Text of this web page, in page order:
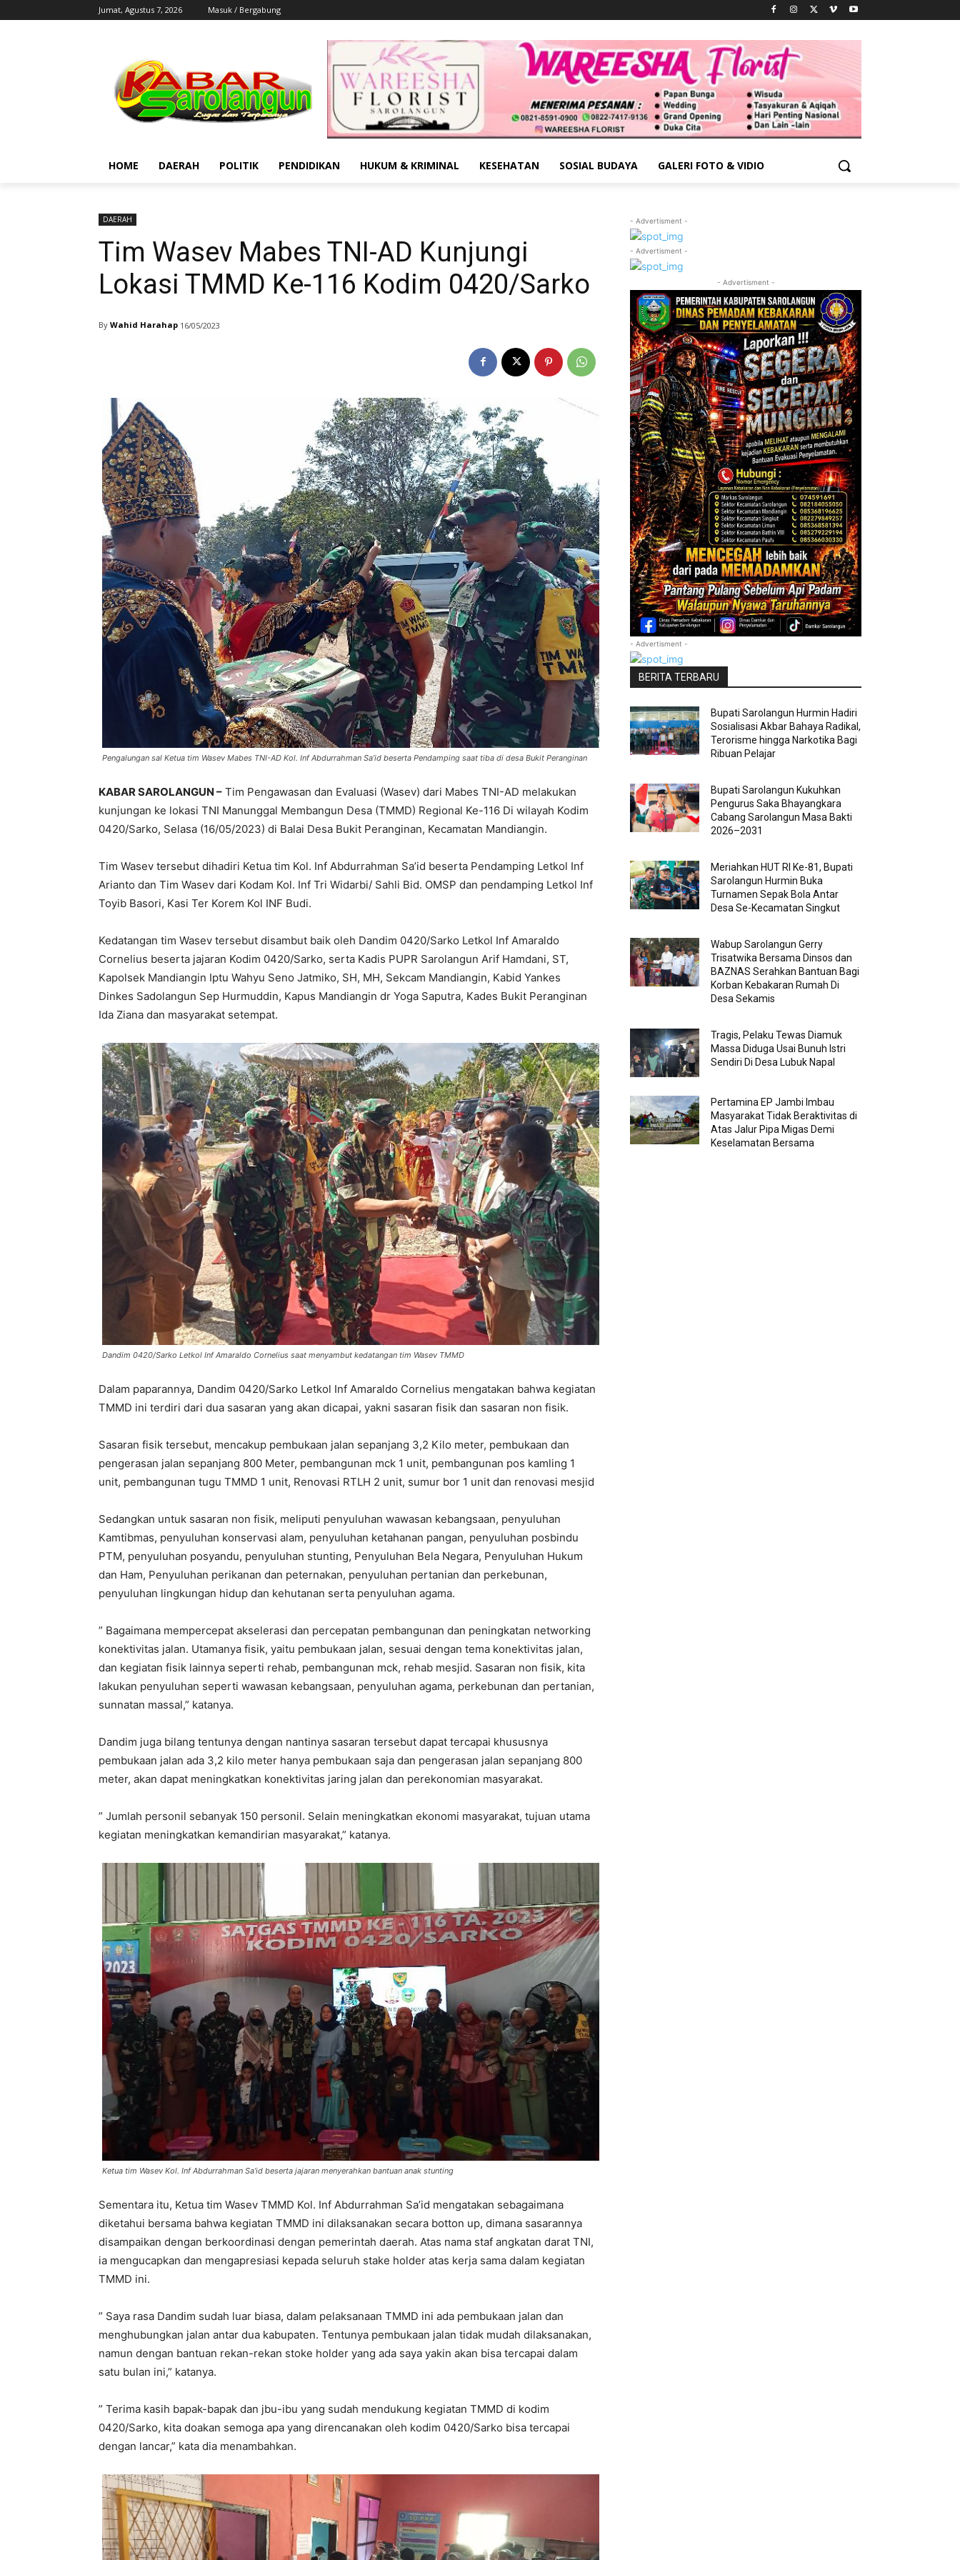
Jumat, Agustus 7, 2026 Masuk / Bergabung
HOME DAERAH POLITIK PENDIDIKAN HUKUM & KRIMINAL KESEHATAN SOSIAL BUDAYA GALERI FOTO & VIDIO
DAERAH
Tim Wasev Mabes TNI-AD Kunjungi
Lokasi TMMD Ke-116 Kodim 0420/Sarko
By Wahid Harahap 16/05/2023
Pengalungan sal Ketua tim Wasev Mabes TNI-AD Kol. Inf Abdurrahman Sa’id beserta Pendamping saat tiba di desa Bukit Peranginan
KABAR SAROLANGUN – Tim Pengawasan dan Evaluasi (Wasev) dari Mabes TNI-AD melakukan
kunjungan ke lokasi TNI Manunggal Membangun Desa (TMMD) Regional Ke-116 Di wilayah Kodim
0420/Sarko, Selasa (16/05/2023) di Balai Desa Bukit Peranginan, Kecamatan Mandiangin.
Tim Wasev tersebut dihadiri Ketua tim Kol. Inf Abdurrahman Sa’id beserta Pendamping Letkol Inf
Arianto dan Tim Wasev dari Kodam Kol. Inf Tri Widarbi/ Sahli Bid. OMSP dan pendamping Letkol Inf
Toyib Basori, Kasi Ter Korem Kol INF Budi.
Kedatangan tim Wasev tersebut disambut baik oleh Dandim 0420/Sarko Letkol Inf Amaraldo
Cornelius beserta jajaran Kodim 0420/Sarko, serta Kadis PUPR Sarolangun Arif Hamdani, ST,
Kapolsek Mandiangin Iptu Wahyu Seno Jatmiko, SH, MH, Sekcam Mandiangin, Kabid Yankes
Dinkes Sadolangun Sep Hurmuddin, Kapus Mandiangin dr Yoga Saputra, Kades Bukit Peranginan
Ida Ziana dan masyarakat setempat.
Dandim 0420/Sarko Letkol Inf Amaraldo Cornelius saat menyambut kedatangan tim Wasev TMMD
Dalam paparannya, Dandim 0420/Sarko Letkol Inf Amaraldo Cornelius mengatakan bahwa kegiatan
TMMD ini terdiri dari dua sasaran yang akan dicapai, yakni sasaran fisik dan sasaran non fisik.
Sasaran fisik tersebut, mencakup pembukaan jalan sepanjang 3,2 Kilo meter, pembukaan dan
pengerasan jalan sepanjang 800 Meter, pembangunan mck 1 unit, pembangunan pos kamling 1
unit, pembangunan tugu TMMD 1 unit, Renovasi RTLH 2 unit, sumur bor 1 unit dan renovasi mesjid
Sedangkan untuk sasaran non fisik, meliputi penyuluhan wawasan kebangsaan, penyuluhan
Kamtibmas, penyuluhan konservasi alam, penyuluhan ketahanan pangan, penyuluhan posbindu
PTM, penyuluhan posyandu, penyuluhan stunting, Penyuluhan Bela Negara, Penyuluhan Hukum
dan Ham, Penyuluhan perikanan dan peternakan, penyuluhan pertanian dan perkebunan,
penyuluhan lingkungan hidup dan kehutanan serta penyuluhan agama.
” Bagaimana mempercepat akselerasi dan percepatan pembangunan dan peningkatan networking
konektivitas jalan. Utamanya fisik, yaitu pembukaan jalan, sesuai dengan tema konektivitas jalan,
dan kegiatan fisik lainnya seperti rehab, pembangunan mck, rehab mesjid. Sasaran non fisik, kita
lakukan penyuluhan seperti wawasan kebangsaan, penyuluhan agama, perkebunan dan pertanian,
sunnatan massal,” katanya.
Dandim juga bilang tentunya dengan nantinya sasaran tersebut dapat tercapai khususnya
pembukaan jalan ada 3,2 kilo meter hanya pembukaan saja dan pengerasan jalan sepanjang 800
meter, akan dapat meningkatkan konektivitas jaring jalan dan perekonomian masyarakat.
” Jumlah personil sebanyak 150 personil. Selain meningkatkan ekonomi masyarakat, tujuan utama
kegiatan meningkatkan kemandirian masyarakat,” katanya.
Ketua tim Wasev Kol. Inf Abdurrahman Sa’id beserta jajaran menyerahkan bantuan anak stunting
Sementara itu, Ketua tim Wasev TMMD Kol. Inf Abdurrahman Sa’id mengatakan sebagaimana
diketahui bersama bahwa kegiatan TMMD ini dilaksanakan secara botton up, dimana sasarannya
disampaikan dengan berkoordinasi dengan pemerintah daerah. Atas nama staf angkatan darat TNI,
ia mengucapkan dan mengapresiasi kepada seluruh stake holder atas kerja sama dalam kegiatan
TMMD ini.
” Saya rasa Dandim sudah luar biasa, dalam pelaksanaan TMMD ini ada pembukaan jalan dan
menghubungkan jalan antar dua kabupaten. Tentunya pembukaan jalan tidak mudah dilaksanakan,
namun dengan bantuan rekan-rekan stoke holder yang ada saya yakin akan bisa tercapai dalam
satu bulan ini,” katanya.
” Terima kasih bapak-bapak dan jbu-ibu yang sudah mendukung kegiatan TMMD di kodim
0420/Sarko, kita doakan semoga apa yang direncanakan oleh kodim 0420/Sarko bisa tercapai
dengan lancar,” kata dia menambahkan.
- Advertisment -
- Advertisment -
- Advertisment -
- Advertisment -
BERITA TERBARU
Bupati Sarolangun Hurmin Hadiri
Sosialisasi Akbar Bahaya Radikal,
Terorisme hingga Narkotika Bagi
Ribuan Pelajar
Bupati Sarolangun Kukuhkan
Pengurus Saka Bhayangkara
Cabang Sarolangun Masa Bakti
2026–2031
Meriahkan HUT RI Ke-81, Bupati
Sarolangun Hurmin Buka
Turnamen Sepak Bola Antar
Desa Se-Kecamatan Singkut
Wabup Sarolangun Gerry
Trisatwika Bersama Dinsos dan
BAZNAS Serahkan Bantuan Bagi
Korban Kebakaran Rumah Di
Desa Sekamis
Tragis, Pelaku Tewas Diamuk
Massa Diduga Usai Bunuh Istri
Sendiri Di Desa Lubuk Napal
Pertamina EP Jambi Imbau
Masyarakat Tidak Beraktivitas di
Atas Jalur Pipa Migas Demi
Keselamatan Bersama